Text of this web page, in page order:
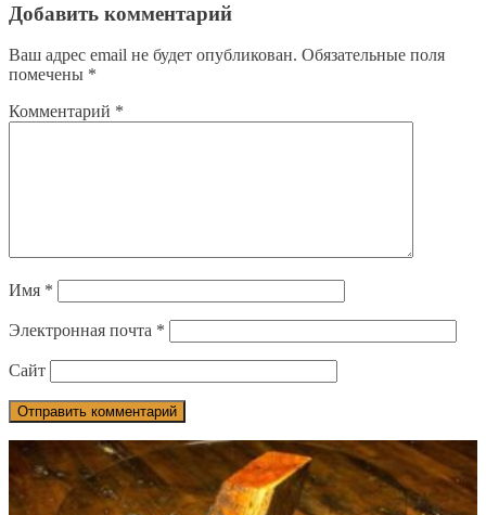
Добавить комментарий
Ваш адрес email не будет опубликован. Обязательные поля
помечены *
Комментарий *
Имя *
Электронная почта *
Сайт